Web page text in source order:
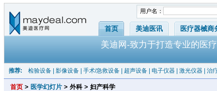
用户名：
首页 美迪医讯 医疗器械商
美迪网-致力于打造专业的医
推荐: 检验设备 影像设备 手术/急救设备 超声设备 电子仪器 激光仪器 治
首页 > 医学幻灯片 > 外科 > 妇产科学